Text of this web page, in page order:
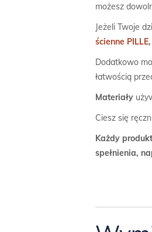
możesz
Jeżeli Twoje
ścienne PILLE
Dodatkowo
łatwością
Materiały
Ciesz się
Każdy
spełnienia,